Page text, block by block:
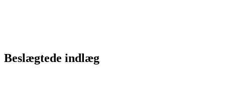
Beslægtede indlæg